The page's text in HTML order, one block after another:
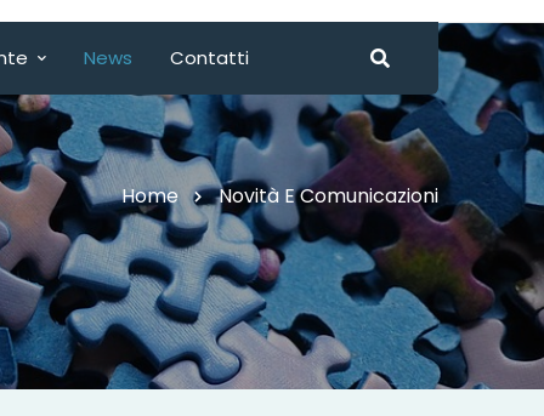
News Contatti
Home Novità E Comunicazioni